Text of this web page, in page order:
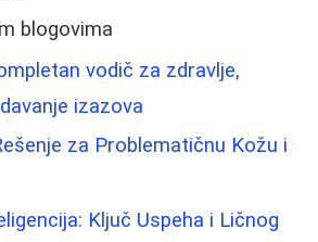
blogovima
vodič za zdravlje,
izazova
za Problematičnu Kožu i
Ključ Uspeha i Ličnog